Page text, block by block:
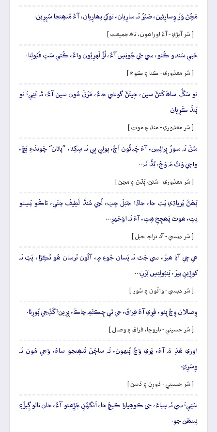
مَڇُڻ وَرَ وِسارِئين، صَبُرُ نَہ سارِيان، توکي نِھارِيان، آءُ مُنھِنجا سُپِرِين.
[ سُر آبڙي - آءُ اوراھون، ناھ جميعت ]
جَنِي سَندو ڪُتو، سي جَي چُونِسِ آءُ، لُڙُ لَهرِيُون واءُ، ڪُتي سَڀَ قَبُولِئا.
[ سُر معذوري - ڪتا ۽ ڪوھ ]
تو سَڱُ ساھَ کَڻڻَ سين، جِيئَڻَ گوشي جاءُ، مَرَڻَ مُون سين آءُ، تَہ پُٺِيءَ تو
پَنڌُ ڪَرِيان
[ سُر معذوري - منڌ ۽ موت ]
سُڻُ تَہ سوزُ پِرائِيين، آءُ چَيائُون اَڄُ، ٻولِي ٻِي نَہ سِکِئا، ”پاڻان“ چُوندَءِ ڀَڄُ،
واڄي وَٽُ مَ وَڄُ، ٻُڌُ تَہ…
[ سُر معذوري - سُڻڻ، ٻُڌڻ ۽ مڃڻ ]
پَھَڻَ پُرياڌي پَٻَ جا، جاڏا جَبَلَ جِتِ، لُڇي مُنڌَ لَطِيفُ چئَي، تاڪُو پَسِئو
تِتِ، ھوتَ پَھچِجِ ھِتِ، آءُ تَہ اوَجَهڙِ…
[ سُر ديسي - آڏ تراڇا جبل ]
ھي جٖي آيا ھيرَ، سي جَتَ نَہ پَسان جُوءِ ۾، آئُون تَرسان ھُو تَڪِڙا، پَٽِ نَہ
کوڙِينِ پيرَ، ڀَنڀُولِيَسِ بَرَنِ…
[ سُر ديسي - واٽُون ۽ سُور ]
وِصالان وِچُ پِئو، ڦِرِي آءُ فِراقَ، جي ٿي چِڪئَمِ چاڪَ، پِرِينءَ گَڏِجِي پُورِئا.
[ سُر حسيني - ٻاروچا، فراق ۽ وصال ]
اوري ھَڏِ مَ آءُ، پَري وَڃُ پُنهون، تَہ ساڄَنَ تُنھِنجو ساءُ، وَڃي مُون نَہ
وِسَرِي.
[ سُر حسيني - ڏورِڻ ۽ ڏسڻ ]
سُتِيءَ سي نَہ سِياءَ، جٖي ڪوھِيارا ڪيچَ جا، اَنگهُنِ چَڙِهئو آءُ، جان نالو ڳِيڙُءِ
نِينھَن جو.